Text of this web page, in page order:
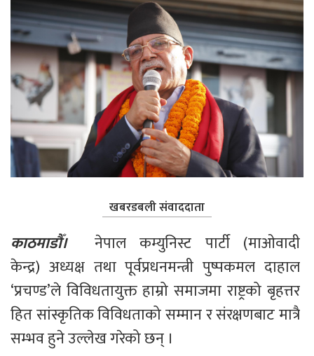
खबरडबली संवाददाता
काठमाडौँ। नेपाल कम्युनिस्ट पार्टी (माओवादी
केन्द्र) अध्यक्ष तथा पूर्वप्रधनमन्त्री पुष्पकमल दाहाल
‘प्रचण्ड’ले विविधतायुक्त हाम्रो समाजमा राष्ट्रको बृहत्तर
हित सांस्कृतिक विविधताको सम्मान र संरक्षणबाट मात्रै
सम्भव हुने उल्लेख गरेको छन् ।